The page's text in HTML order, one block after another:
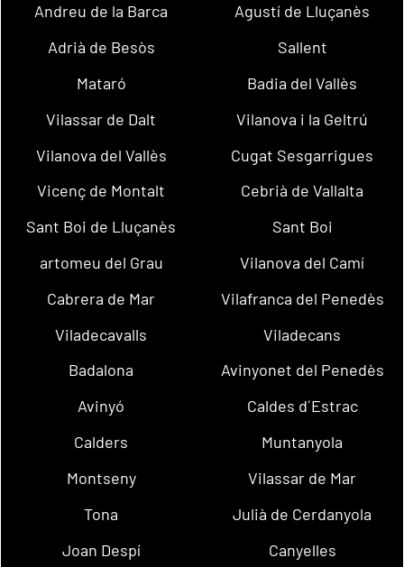
Andreu de la Barca
Agustí de Lluçanès
Adrià de Besòs
Sallent
Mataró
Badia del Vallès
Vilassar de Dalt
Vilanova i la Geltrú
Vilanova del Vallès
Cugat Sesgarrigues
Vicenç de Montalt
Cebrià de Vallalta
Sant Boi de Lluçanès
Sant Boi
artomeu del Grau
Vilanova del Camí
Cabrera de Mar
Vilafranca del Penedès
Viladecavalls
Viladecans
Badalona
Avinyonet del Penedès
Avinyó
Caldes d´Estrac
Calders
Muntanyola
Montseny
Vilassar de Mar
Tona
Julià de Cerdanyola
Joan Despí
Canyelles